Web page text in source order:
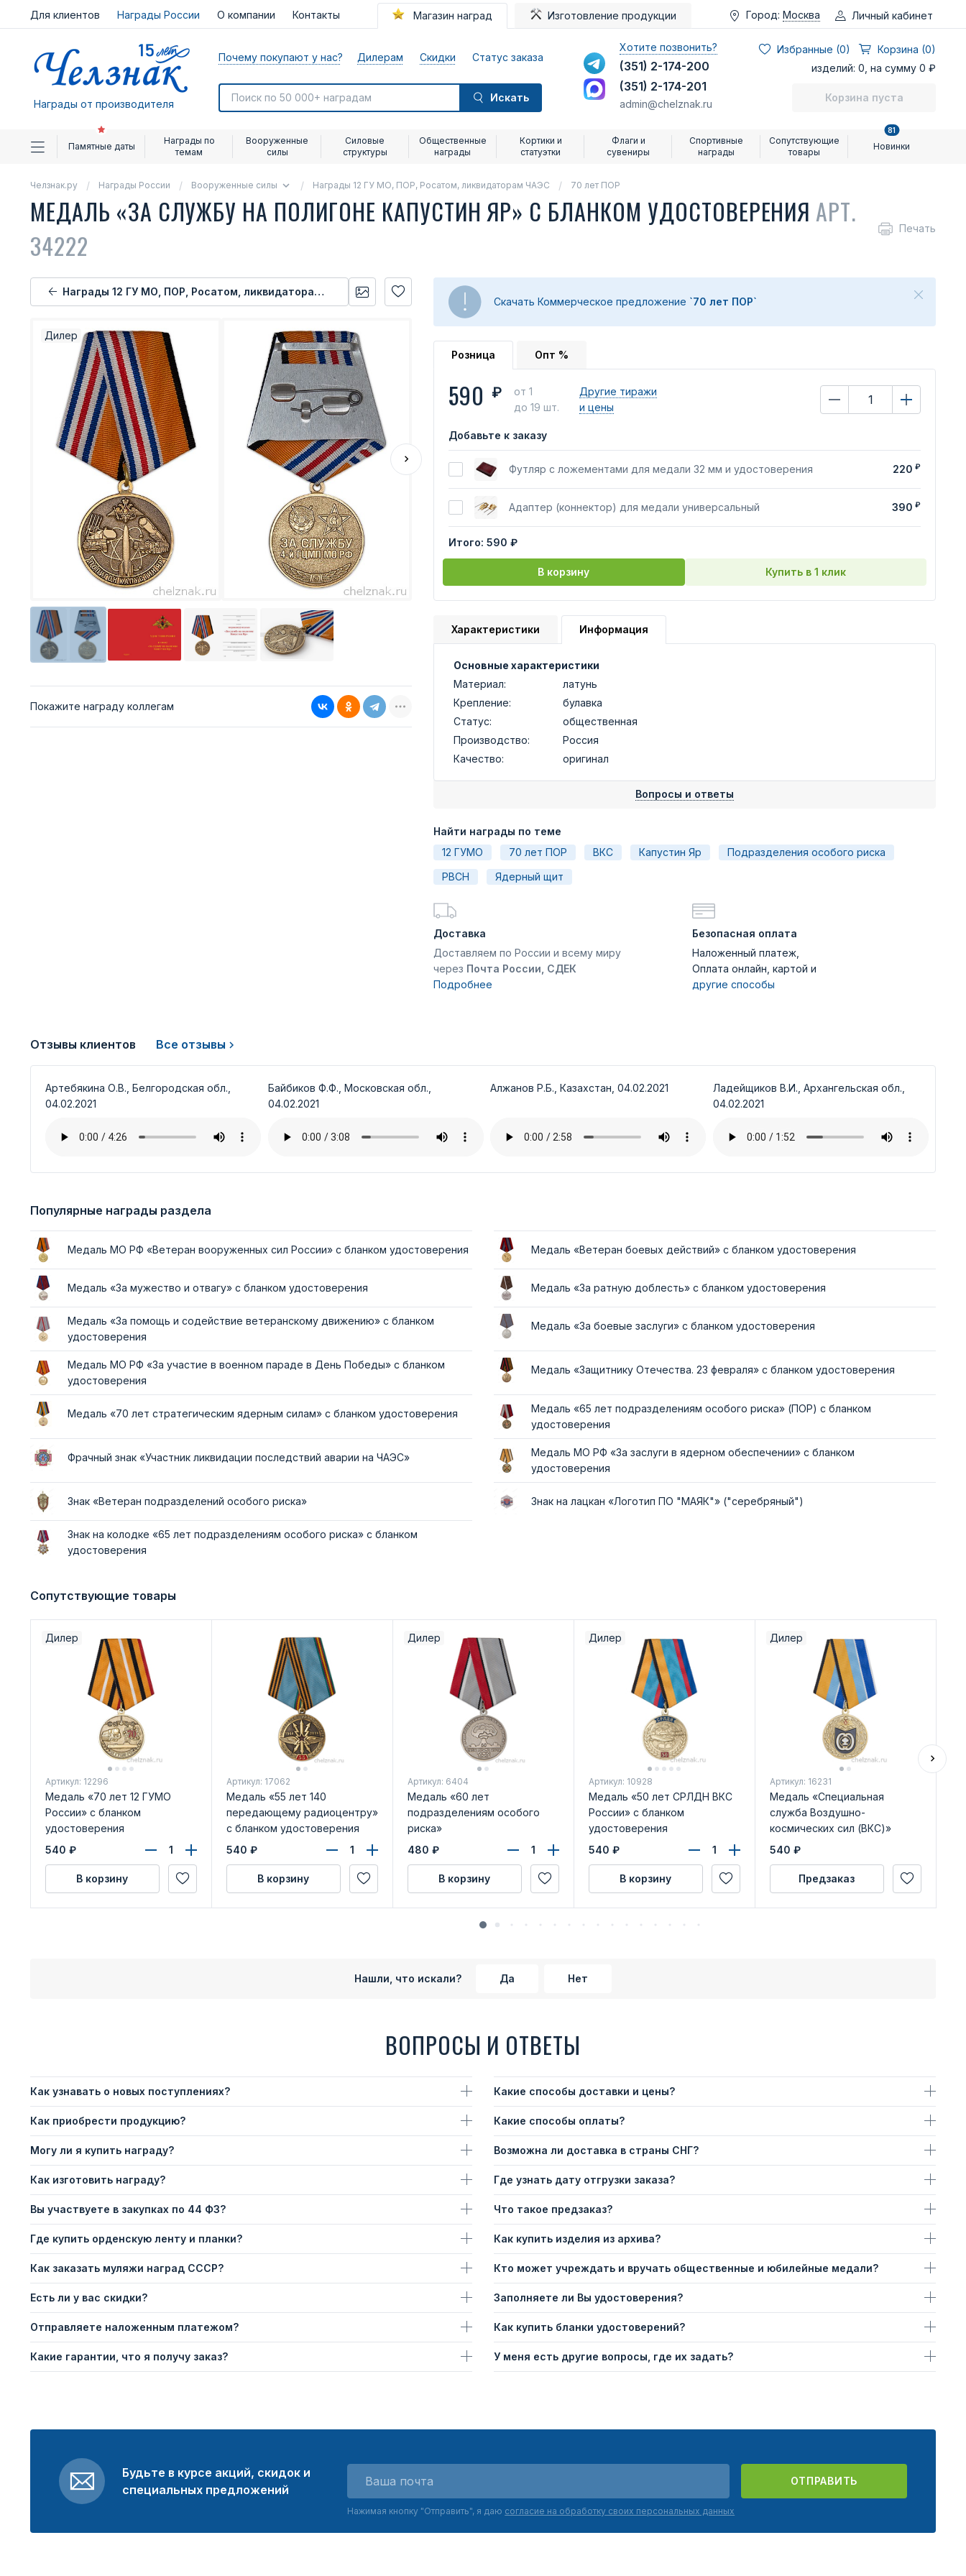
Для клиентов Награды России О компании Контакты Магазин наград Изготовление продукции Город: Москва Личный кабинет
Награды от производителя
Почему покупают у нас? Дилерам Скидки Статус заказа
Искать
Хотите позвонить?
(351) 2-174-200
(351) 2-174-201
admin@chelznak.ru
Избранные (0)
Корзина (0)
изделий: 0, на сумму 0 ₽
Корзина пуста
Памятные даты
Награды по
темам
Вооруженные
силы
Силовые
структуры
Общественные
награды
Кортики и
статуэтки
Флаги и
сувениры
Спортивные
награды
Сопутствующие
товары
Новинки
81
Челзнак.ру Награды России Вооруженные силы Награды 12 ГУ МО, ПОР, Росатом, ликвидаторам ЧАЭС 70 лет ПОР
МЕДАЛЬ «ЗА СЛУЖБУ НА ПОЛИГОНЕ КАПУСТИН ЯР» С БЛАНКОМ УДОСТОВЕРЕНИЯ АРТ.
34222
Печать
Награды 12 ГУ МО, ПОР, Росатом, ликвидаторам ЧАЭС
Дилер
Покажите награду коллегам
Скачать Коммерческое предложение `70 лет ПОР`
Розница Опт %
590 ₽
от 1
до 19 шт.
Другие тиражи
и цены
Добавьте к заказу
Футляр с ложементами для медали 32 мм и удостоверения 220 ₽
Адаптер (коннектор) для медали универсальный 390 ₽
Итого: 590 ₽
В корзину Купить в 1 клик
Характеристики Информация
Основные характеристики
Материал:
латунь
Крепление:
булавка
Статус:
общественная
Производство:
Россия
Качество:
оригинал
Вопросы и ответы
Найти награды по теме
12 ГУМО
70 лет ПОР ВКС Капустин Яр
Подразделения особого риска
РВСН
Ядерный щит
Доставка
Доставляем по России и всему миру
через Почта России, СДЕК
Подробнее
Безопасная оплата
Наложенный платеж,
Оплата онлайн, картой и
другие способы
Отзывы клиентов Все отзывы
Артебякина О.В., Белгородская обл.,
04.02.2021
Байбиков Ф.Ф., Московская обл.,
04.02.2021
Алжанов Р.Б., Казахстан, 04.02.2021
Ладейщиков В.И., Архангельская обл.,
04.02.2021
Популярные награды раздела
Медаль МО РФ «Ветеран вооруженных сил России» с бланком удостоверения Медаль «Ветеран боевых действий» с бланком удостоверения
Медаль «За мужество и отвагу» с бланком удостоверения Медаль «За ратную доблесть» с бланком удостоверения
Медаль «За помощь и содействие ветеранскому движению» с бланком
удостоверения
Медаль «За боевые заслуги» с бланком удостоверения
Медаль МО РФ «За участие в военном параде в День Победы» с бланком
удостоверения
Медаль «Защитнику Отечества. 23 февраля» с бланком удостоверения
Медаль «70 лет стратегическим ядерным силам» с бланком удостоверения
Медаль «65 лет подразделениям особого риска» (ПОР) с бланком
удостоверения
Фрачный знак «Участник ликвидации последствий аварии на ЧАЭС»
Медаль МО РФ «За заслуги в ядерном обеспечении» с бланком
удостоверения
Знак «Ветеран подразделений особого риска» Знак на лацкан «Логотип ПО "МАЯК"» ("серебряный")
Знак на колодке «65 лет подразделениям особого риска» с бланком
удостоверения
Сопутствующие товары
Дилер
Артикул: 12296
Медаль «70 лет 12 ГУМО
России» с бланком
удостоверения
540 ₽
В корзину
Артикул: 17062
Медаль «55 лет 140
передающему радиоцентру»
с бланком удостоверения
540 ₽
В корзину
Дилер
Артикул: 6404
Медаль «60 лет
подразделениям особого
риска»
480 ₽
В корзину
Дилер
Артикул: 10928
Медаль «50 лет СРЛДН ВКС
России» с бланком
удостоверения
540 ₽
В корзину
Дилер
Артикул: 16231
Медаль «Специальная
служба Воздушно-
космических сил (ВКС)»
540 ₽
Предзаказ
Нашли, что искали? Да Нет
ВОПРОСЫ И ОТВЕТЫ
Как узнавать о новых поступлениях?
Как приобрести продукцию?
Могу ли я купить награду?
Как изготовить награду?
Вы участвуете в закупках по 44 ФЗ?
Где купить орденскую ленту и планки?
Как заказать муляжи наград СССР?
Есть ли у вас скидки?
Отправляете наложенным платежом?
Какие гарантии, что я получу заказ?
Какие способы доставки и цены?
Какие способы оплаты?
Возможна ли доставка в страны СНГ?
Где узнать дату отгрузки заказа?
Что такое предзаказ?
Как купить изделия из архива?
Кто может учреждать и вручать общественные и юбилейные медали?
Заполняете ли Вы удостоверения?
Как купить бланки удостоверений?
У меня есть другие вопросы, где их задать?
Будьте в курсе акций, скидок и
специальных предложений
ОТПРАВИТЬ
Нажимая кнопку "Отправить", я даю согласие на обработку своих персональных данных